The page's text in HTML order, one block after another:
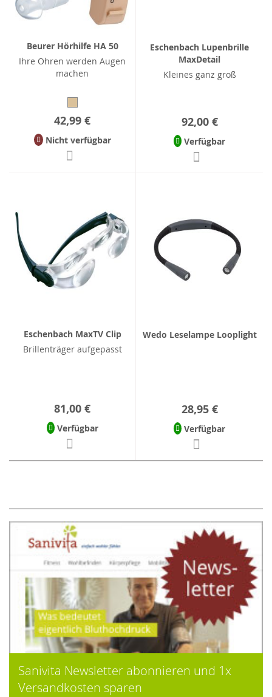
Beurer Hörhilfe HA 50
Ihre Ohren werden Augen
machen
42,99 €
Nicht verfügbar
Eschenbach Lupenbrille
MaxDetail
Kleines ganz groß
92,00 €
Verfügbar
Eschenbach MaxTV Clip
Brillenträger aufgepasst
81,00 €
Verfügbar
Wedo Leselampe Looplight
28,95 €
Verfügbar
Sanivita Newsletter abonnieren und 1x
Versandkosten sparen